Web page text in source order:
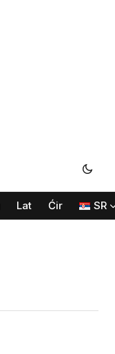
Lat Ćir SR